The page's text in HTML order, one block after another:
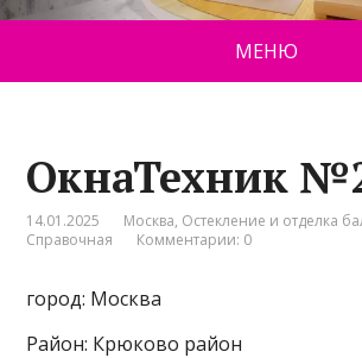
МЕНЮ
ОкнаТехник
14.01.2025 Москва, Остекление и отделка
Справочная
Комментарии: 0
город: Москва
Район: Крюково район